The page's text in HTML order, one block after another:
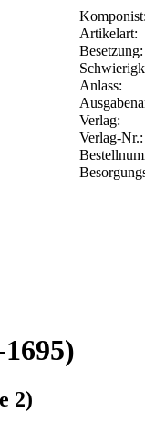
Komponist:
Artikelart:
Besetzung:
Anlass:
Verlag:
Verlag-Nr.:
2)